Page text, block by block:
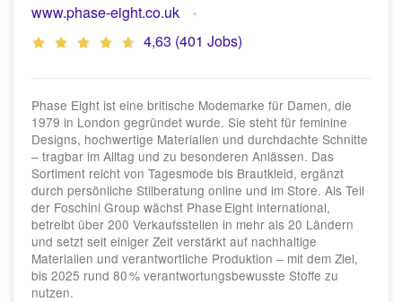
www.phase-eight.co.uk
4,63 (401 Jobs)
Phase Eight ist eine britische Modemarke für Damen, die
1979 in London gegründet wurde. Sie steht für feminine
Designs, hochwertige Materialien und durchdachte Schnitte
– tragbar im Alltag und zu besonderen Anlässen. Das
Sortiment reicht von Tagesmode bis Brautkleid, ergänzt
durch persönliche Stilberatung online und im Store. Als Teil
der Foschini Group wächst Phase Eight international,
betreibt über 200 Verkaufsstellen in mehr als 20 Ländern
und setzt seit einiger Zeit verstärkt auf nachhaltige
Materialien und verantwortliche Produktion – mit dem Ziel,
bis 2025 rund 80 % verantwortungsbewusste Stoffe zu
nutzen.